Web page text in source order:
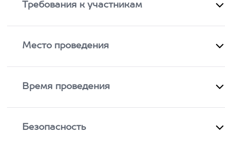
Требования к участникам
Место проведения
Время проведения
Безопасность